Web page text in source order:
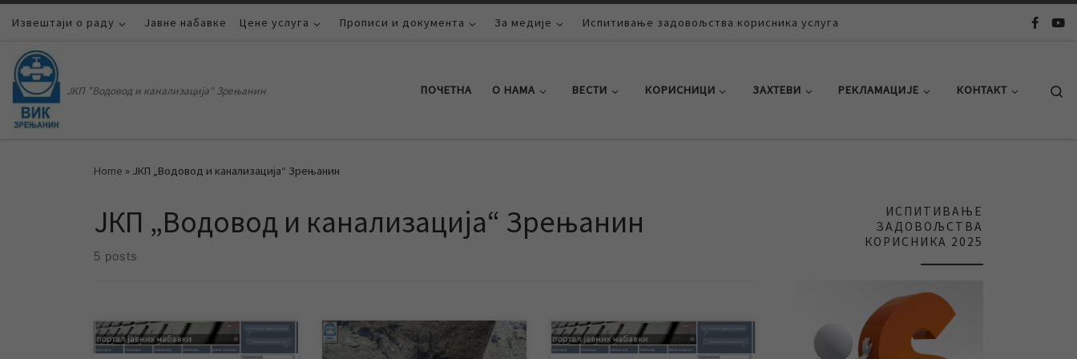
Skip to content
Извештаји о раду Јавне набавке Цене услуга Прописи и документа За медије Испитивање задовољства корисника услуга
ЈКП "Водовод и канализација" Зрењанин ПОЧЕТНА О НАМА ВЕСТИ КОРИСНИЦИ ЗАХТЕВИ РЕКЛАМАЦИЈЕ КОНТАКТ
Home » ЈКП „Водовод и канализација“ Зрењанин
ЈКП „Водовод и канализација“ Зрењанин
5 posts
ЈКП „Водовод и канализација“
Због отклањања кварова на
ЈКП „Водовод и канализација“
ИСПИТИВАЊЕ
ЗАДОВОЉСТВА
КОРИСНИКА 2025